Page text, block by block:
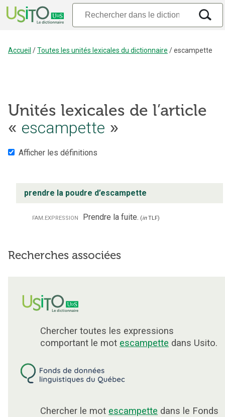
Accueil /Toutes les unités lexicales du dictionnaire /escampette
Unités lexicales de l’article
« escampette »
Afficher les définitions
prendre la poudre d’escampette
fam.expression Prendre la fuite. (inTLF)
Recherches associées
Chercher toutes les expressions
comportant le mot escampette dans Usito.
Chercher le mot escampette dans le Fonds